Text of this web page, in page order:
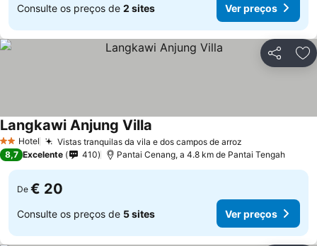
Consulte os preços de 2 sites Ver preços
Partilhar
2 Estrelas
Hotel Vistas tranquilas da vila e dos campos de arroz
Langkawi Anjung Villa
8,7 Excelente 410 Pantai Cenang, a 4.8 km de Pantai Tengah
De € 20
Consulte os preços de 5 sites Ver preços